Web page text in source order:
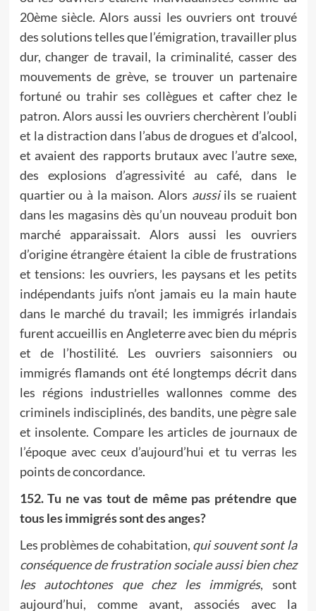
20ème siècle. Alors aussi les ouvriers ont trouvé
des solutions telles que l’émigration, travailler plus
dur, changer de travail, la criminalité, casser des
mouvements de grève, se trouver un partenaire
fortuné ou trahir ses collègues et cafter chez le
patron. Alors aussi les ouvriers cherchèrent l’oubli
et la distraction dans l’abus de drogues et d’alcool,
et avaient des rapports brutaux avec l’autre sexe,
des explosions d’agressivité au café, dans le
quartier ou à la maison. Alors aussiils se ruaient
dans les magasins dès qu’un nouveau produit bon
marché apparaissait. Alors aussi les ouvriers
d’origine étrangère étaient la cible de frustrations
et tensions: les ouvriers, les paysans et les petits
indépendants juifs n’ont jamais eu la main haute
dans le marché du travail; les immigrés irlandais
furent accueillis en Angleterre avec bien du mépris
et de l’hostilité. Les ouvriers saisonniers ou
immigrés flamands ont été longtemps décrit dans
les régions industrielles wallonnes comme des
criminels indisciplinés, des bandits, une pègre sale
et insolente. Compare les articles de journaux de
l’époque avec ceux d’aujourd’hui et tu verras les
points de concordance.
152. Tu ne vas tout de même pas prétendre que
tous les immigrés sont des anges?
Les problèmes de cohabitation, qui souvent sont la
conséquence de frustration sociale aussi bien chez
les autochtones que chez les immigrés, sont
aujourd’hui, comme avant, associés avec la